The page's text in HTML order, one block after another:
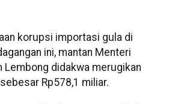
korupsi importasi gula di
ini, mantan Menteri
Lembong didakwa merugikan
Rp578,1 miliar.